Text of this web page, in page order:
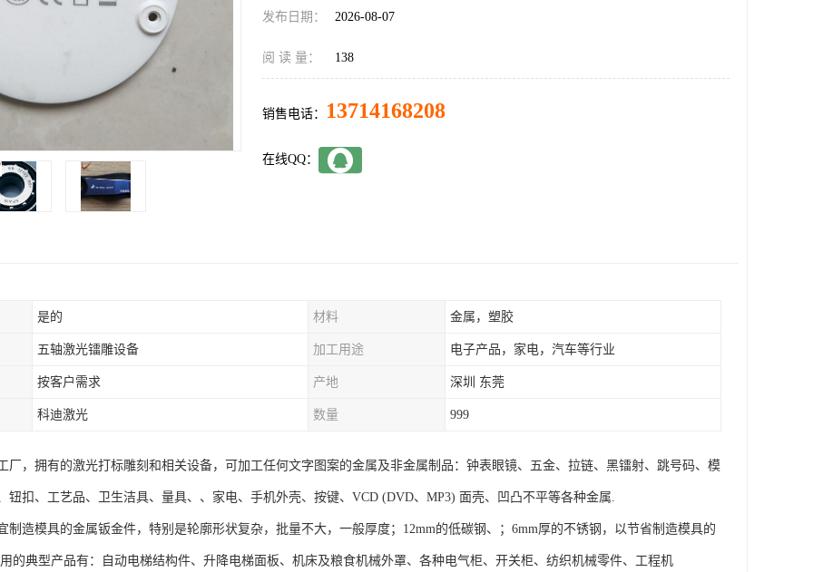
发布日期： 2026-08-07
阅 读 量： 138
销售电话： 13714168208
在线QQ：
是的 材料 金属，塑胶
五轴激光镭雕设备 加工用途 电子产品，家电，汽车等行业
按客户需求 产地 深圳 东莞
科迪激光 数量 999
厂，拥有的激光打标雕刻和相关设备，可加工任何文字图案的金属及非金属制品：钟表眼镜、五金、拉链、黑镭射、跳号码、模
钮扣、工艺品、卫生洁具、量具、、家电、手机外壳、按键、VCD (DVD、MP3) 面壳、凹凸不平等各种金属.
制造模具的金属钣金件，特别是轮廓形状复杂，批量不大，一般厚度；12mm的低碳钢、；6mm厚的不锈钢，以节省制造模具的
的典型产品有：自动电梯结构件、升降电梯面板、机床及粮食机械外罩、各种电气柜、开关柜、纺织机械零件、工程机